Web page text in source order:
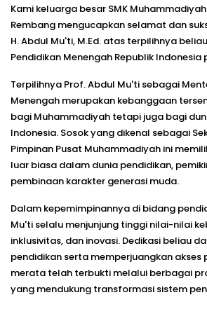
Kami keluarga besar SMK Muhammadiyah
Rembang mengucapkan selamat dan
H. Abdul Mu'ti, M.Ed. atas terpilihnya
Pendidikan Menengah Republik
Terpilihnya Prof. Abdul Mu'ti sebagai
Menengah merupakan kebanggaan
bagi Muhammadiyah tetapi juga bagi
Indonesia. Sosok yang dikenal sebagai
Pimpinan Pusat Muhammadiyah ini
luar biasa dalam dunia pendidikan,
pembinaan karakter generasi muda.
Dalam kepemimpinannya di bidang
Mu'ti selalu menjunjung tinggi nilai-nilai
inklusivitas, dan inovasi. Dedikasi beliau
pendidikan serta memperjuangkan akses
merata telah terbukti melalui berbagai
yang mendukung transformasi sistem